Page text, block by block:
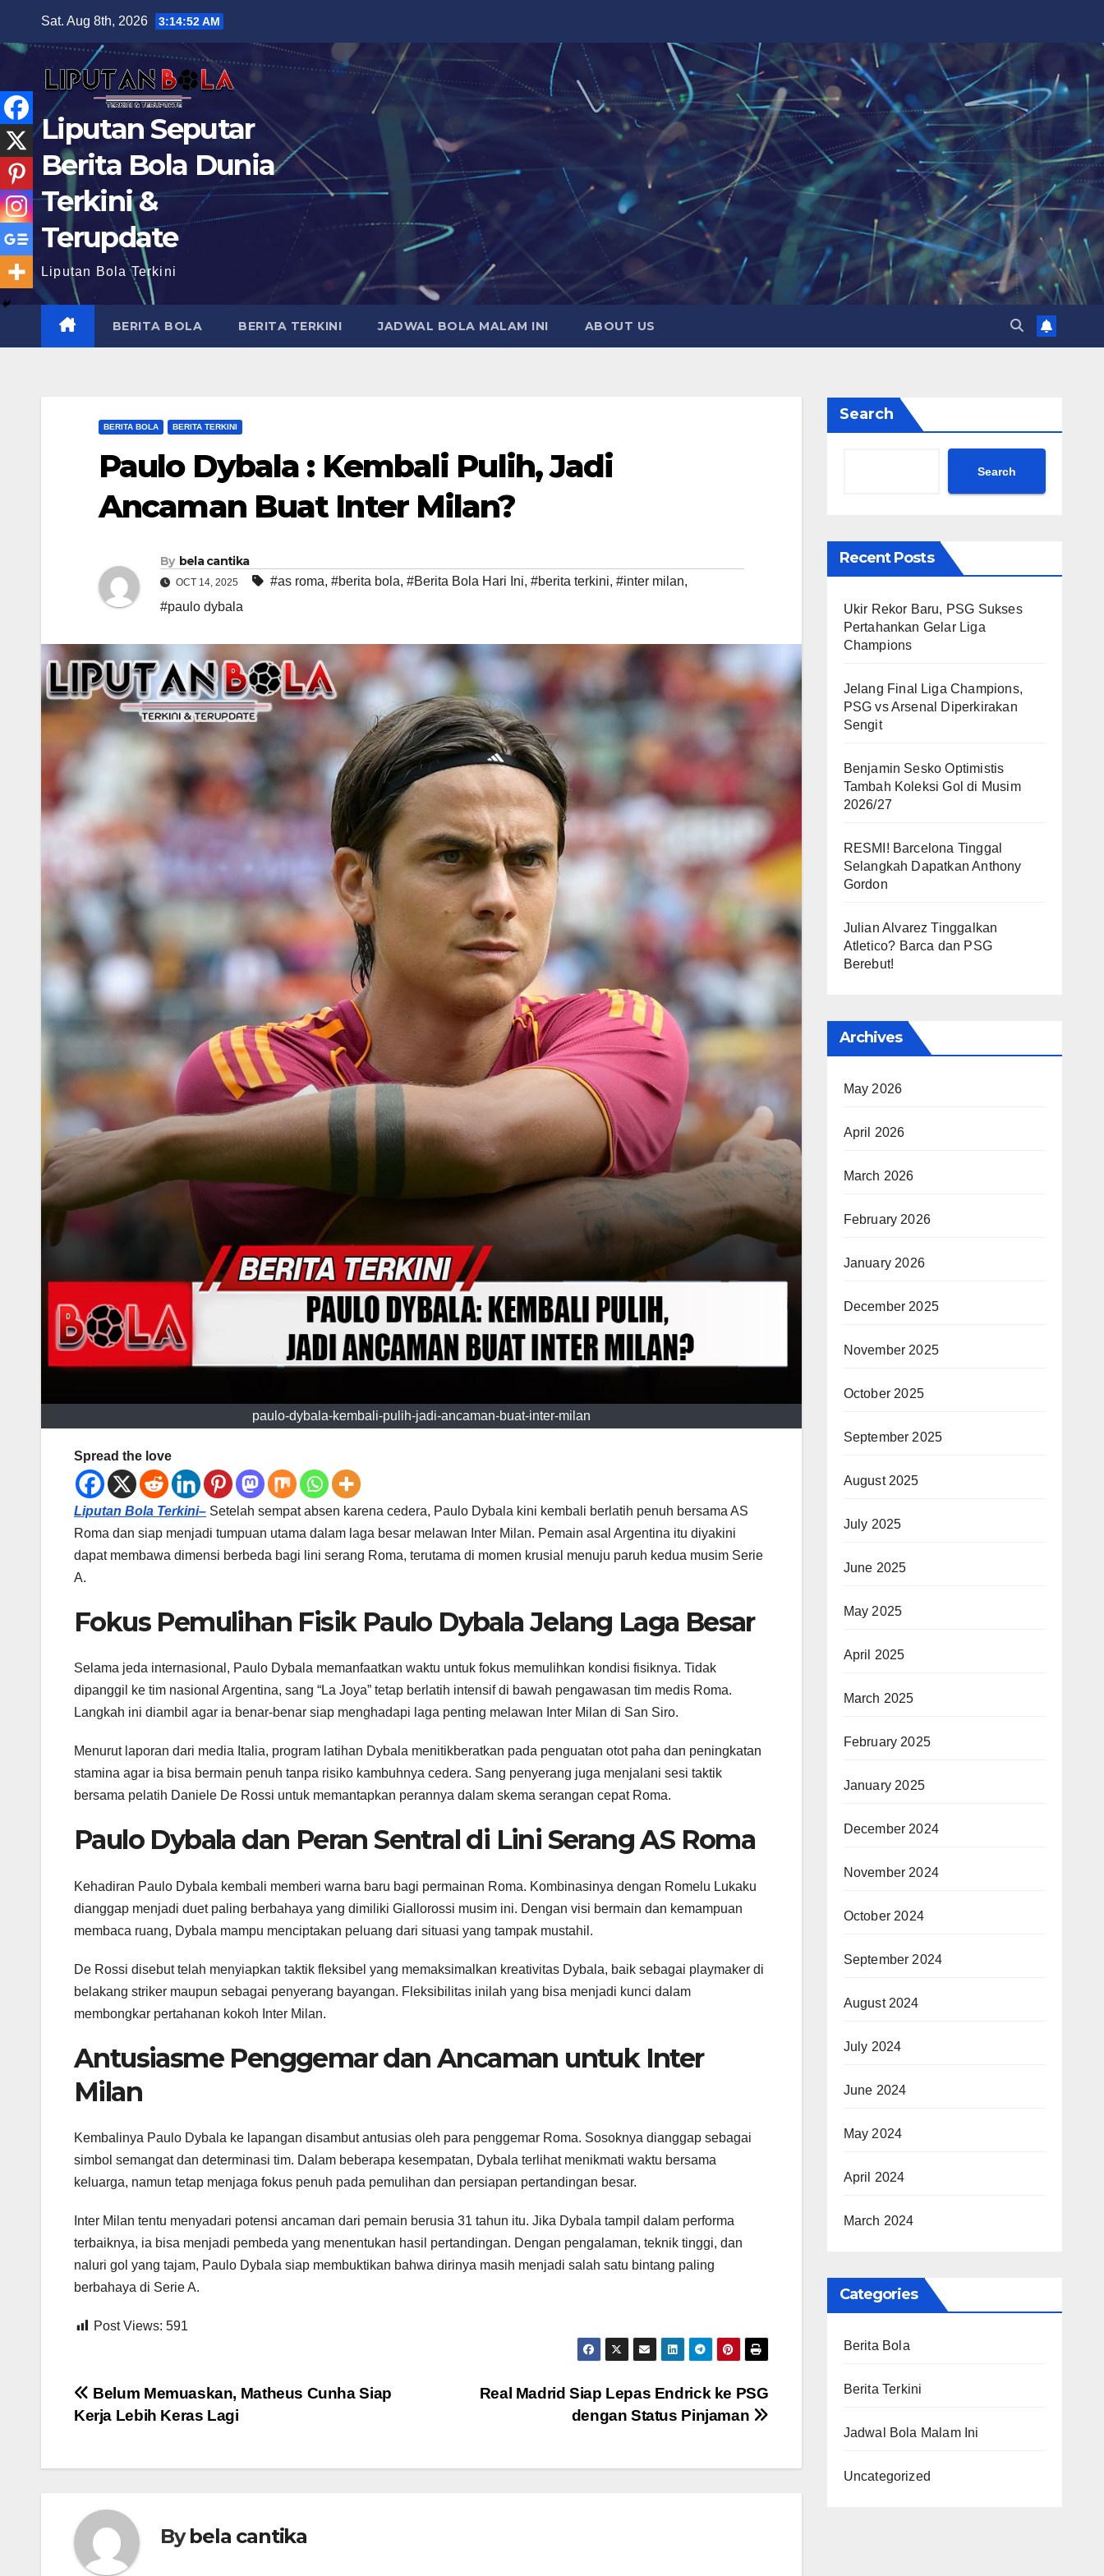
Sat. Aug 8th, 2026 3:14:54 AM
Liputan Seputar
Berita Bola Dunia
Terkini &
Terupdate
Liputan Bola Terkini
BERITA BOLA BERITA TERKINI JADWAL BOLA MALAM INI ABOUT US
BERITA BOLA BERITA TERKINI
Paulo Dybala : Kembali Pulih, Jadi
Ancaman Buat Inter Milan?
By bela cantika
OCT 14, 2025 #as roma, #berita bola, #Berita Bola Hari Ini, #berita terkini, #inter milan,
#paulo dybala
paulo-dybala-kembali-pulih-jadi-ancaman-buat-inter-milan
Spread the love
Liputan Bola Terkini– Setelah sempat absen karena cedera, Paulo Dybala kini kembali berlatih penuh bersama AS
Roma dan siap menjadi tumpuan utama dalam laga besar melawan Inter Milan. Pemain asal Argentina itu diyakini
dapat membawa dimensi berbeda bagi lini serang Roma, terutama di momen krusial menuju paruh kedua musim Serie
A.
Fokus Pemulihan Fisik Paulo Dybala Jelang Laga Besar
Selama jeda internasional, Paulo Dybala memanfaatkan waktu untuk fokus memulihkan kondisi fisiknya. Tidak
dipanggil ke tim nasional Argentina, sang “La Joya” tetap berlatih intensif di bawah pengawasan tim medis Roma.
Langkah ini diambil agar ia benar-benar siap menghadapi laga penting melawan Inter Milan di San Siro.
Menurut laporan dari media Italia, program latihan Dybala menitikberatkan pada penguatan otot paha dan peningkatan
stamina agar ia bisa bermain penuh tanpa risiko kambuhnya cedera. Sang penyerang juga menjalani sesi taktik
bersama pelatih Daniele De Rossi untuk memantapkan perannya dalam skema serangan cepat Roma.
Paulo Dybala dan Peran Sentral di Lini Serang AS Roma
Kehadiran Paulo Dybala kembali memberi warna baru bagi permainan Roma. Kombinasinya dengan Romelu Lukaku
dianggap menjadi duet paling berbahaya yang dimiliki Giallorossi musim ini. Dengan visi bermain dan kemampuan
membaca ruang, Dybala mampu menciptakan peluang dari situasi yang tampak mustahil.
De Rossi disebut telah menyiapkan taktik fleksibel yang memaksimalkan kreativitas Dybala, baik sebagai playmaker di
belakang striker maupun sebagai penyerang bayangan. Fleksibilitas inilah yang bisa menjadi kunci dalam
membongkar pertahanan kokoh Inter Milan.
Antusiasme Penggemar dan Ancaman untuk Inter
Milan
Kembalinya Paulo Dybala ke lapangan disambut antusias oleh para penggemar Roma. Sosoknya dianggap sebagai
simbol semangat dan determinasi tim. Dalam beberapa kesempatan, Dybala terlihat menikmati waktu bersama
keluarga, namun tetap menjaga fokus penuh pada pemulihan dan persiapan pertandingan besar.
Inter Milan tentu menyadari potensi ancaman dari pemain berusia 31 tahun itu. Jika Dybala tampil dalam performa
terbaiknya, ia bisa menjadi pembeda yang menentukan hasil pertandingan. Dengan pengalaman, teknik tinggi, dan
naluri gol yang tajam, Paulo Dybala siap membuktikan bahwa dirinya masih menjadi salah satu bintang paling
berbahaya di Serie A.
Post Views: 591
Post
navigation
Real Madrid Siap Lepas Endrick ke PSG
dengan Status Pinjaman
Belum Memuaskan, Matheus Cunha Siap
Kerja Lebih Keras Lagi
Bybela cantika
Search
Search
Recent Posts
Ukir Rekor Baru, PSG Sukses
Pertahankan Gelar Liga
Champions
Jelang Final Liga Champions,
PSG vs Arsenal Diperkirakan
Sengit
Benjamin Sesko Optimistis
Tambah Koleksi Gol di Musim
2026/27
RESMI! Barcelona Tinggal
Selangkah Dapatkan Anthony
Gordon
Julian Alvarez Tinggalkan
Atletico? Barca dan PSG
Berebut!
Archives
May 2026
April 2026
March 2026
February 2026
January 2026
December 2025
November 2025
October 2025
September 2025
August 2025
July 2025
June 2025
May 2025
April 2025
March 2025
February 2025
January 2025
December 2024
November 2024
October 2024
September 2024
August 2024
July 2024
June 2024
May 2024
April 2024
March 2024
Categories
Berita Bola
Berita Terkini
Jadwal Bola Malam Ini
Uncategorized